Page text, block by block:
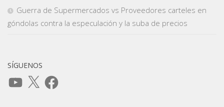
Guerra de Supermercados vs Proveedores carteles en
góndolas contra la especulación y la suba de precios
SÍGUENOS
YouTube
X Facebook